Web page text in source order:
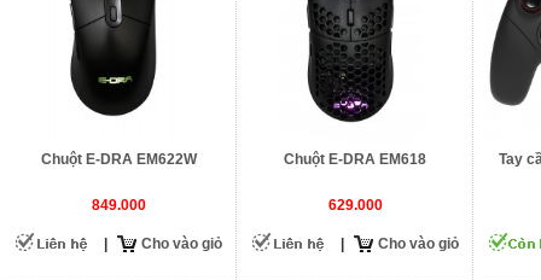
Chuột E-DRA EM622W
849.000
Cho vào giỏ
Chuột E-DRA EM618
629.000
Cho vào giỏ
Tay